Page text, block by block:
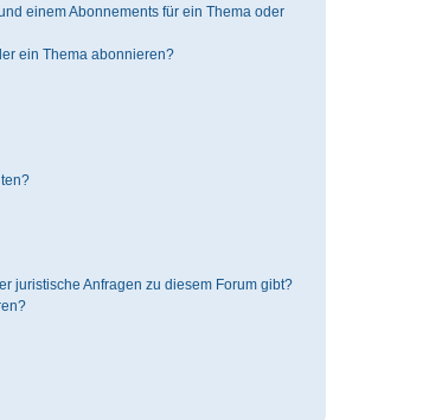
einem Abonnements für ein Thema oder
ein Thema abonnieren?
juristische Anfragen zu diesem Forum gibt?